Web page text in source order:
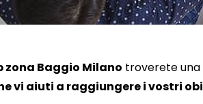
zona Baggio Milano troverete una
vi aiuti a raggiungere i vostri